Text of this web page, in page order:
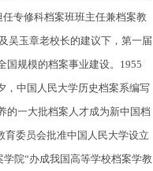
专修科档案班班主任兼档案教
吴玉章老校长的建议下，第一届
国规模的档案事业建设。1955
，中国人民大学历史档案系编写
的一大批档案人才成为新中国档
育委员会批准中国人民大学设立
院“办成我国高等学校档案学教